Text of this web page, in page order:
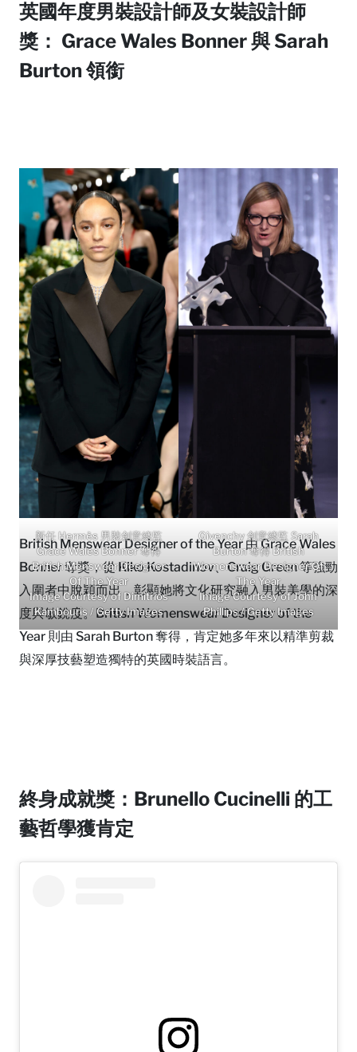
英國年度男裝設計師及女裝設計師
獎： Grace Wales Bonner 與 Sarah
Burton 領銜
新任 Hermès 男裝創意總監
Grace Wales Bonner 奪得
British Menswear Designer
Of The Year
Image Courtesy of Dimitrios
Kambouris / Getty Images
Givenchy 創意總監 Sarah
Burton 奪得 British
Womenswear Designer Of
The Year
Image Courtesy of John
Phillips / Getty Images
British Menswear Designer of the Year 由 Grace Wales
Bonner 奪獎，從 Kiko Kostadinov、Craig Green 等強勁
入圍者中脫穎而出，彰顯她將文化研究融入男裝美學的深
度與敏銳度。British Womenswear Designer of the
Year 則由 Sarah Burton 奪得，肯定她多年來以精準剪裁
與深厚技藝塑造獨特的英國時裝語言。
終身成就獎：Brunello Cucinelli 的工
藝哲學獲肯定